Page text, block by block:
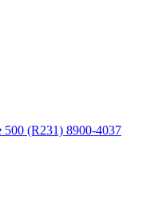
(R231) 8900-4037